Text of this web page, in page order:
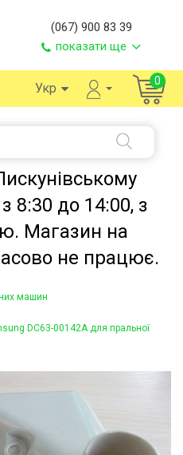
(067) 900 83 39
показати ще
Укр 0
8:30 до 14:00, з
Магазин на
не працює.
машин
DC63-00142A для пральної